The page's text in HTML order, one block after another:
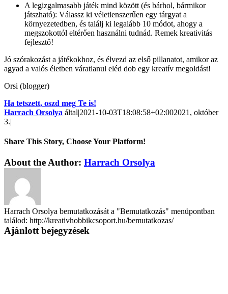
A legizgalmasabb játék mind között (és bárhol, bármikor
játszható): Válassz ki véletlenszerűen egy tárgyat a
környezetedben, és találj ki legalább 10 módot, ahogy a
megszokottól eltérően használni tudnád. Remek kreativitás
fejlesztő!
Jó szórakozást a játékokhoz, és élvezd az első pillanatot, amikor az
agyad a valós életben váratlanul eléd dob egy kreatív megoldást!
Orsi (blogger)
Ha tetszett, oszd meg Te is!
Harrach Orsolya által|2021-10-03T18:08:58+02:002021, október
3.|
Share This Story, Choose Your Platform!
About the Author: Harrach Orsolya
Harrach Orsolya bemutatkozását a "Bemutatkozás" menüpontban
találod: http://kreativhobbikcsoport.hu/bemutatkozas/
Ajánlott bejegyzések